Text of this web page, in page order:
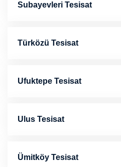
Subayevleri Tesisat
Türközü Tesisat
Ufuktepe Tesisat
Ulus Tesisat
Ümitköy Tesisat